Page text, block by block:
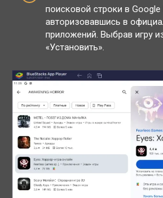
поисковой строки в Google
авторизовавшись в
приложений. Выбрав игру
«Установить».